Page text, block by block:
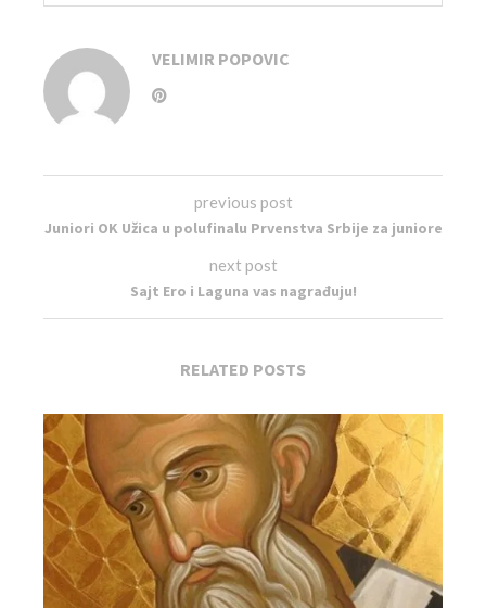
VELIMIR POPOVIC
previous post
Juniori OK Užica u polufinalu Prvenstva Srbije za juniore
next post
Sajt Ero i Laguna vas nagrađuju!
RELATED POSTS